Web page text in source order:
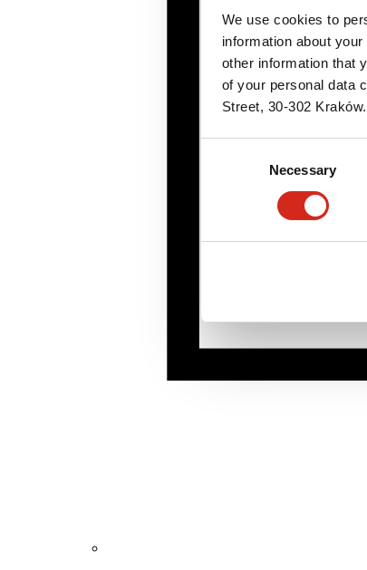
We use cookies to
information about
other information that
of your personal data
Street, 30-302
Necessary